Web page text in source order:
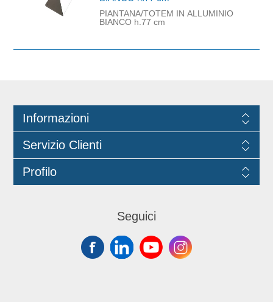
PIANTANA/TOTEM IN ALLUMINIO
BIANCO h.77 cm
Informazioni
Servizio Clienti
Profilo
Seguici